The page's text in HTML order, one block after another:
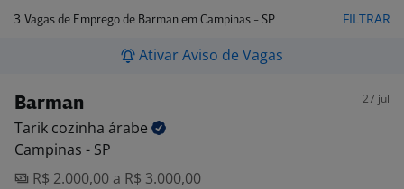
3 Vagas de Emprego de Barman em Campinas - SP FILTRAR
Ativar Aviso de Vagas
Barman 27 jul
Tarik cozinha árabe
Campinas - SP
R$ 2.000,00 a R$ 3.000,00